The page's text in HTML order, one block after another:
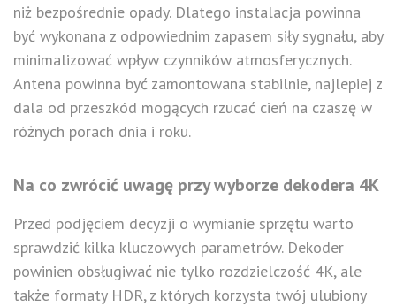
niż bezpośrednie opady. Dlatego instalacja powinna
być wykonana z odpowiednim zapasem siły sygnału, aby
minimalizować wpływ czynników atmosferycznych.
Antena powinna być zamontowana stabilnie, najlepiej z
dala od przeszkód mogących rzucać cień na czaszę w
różnych porach dnia i roku.
Na co zwrócić uwagę przy wyborze dekodera 4K
Przed podjęciem decyzji o wymianie sprzętu warto
sprawdzić kilka kluczowych parametrów. Dekoder
powinien obsługiwać nie tylko rozdzielczość 4K, ale
także formaty HDR, z których korzysta twój ulubiony